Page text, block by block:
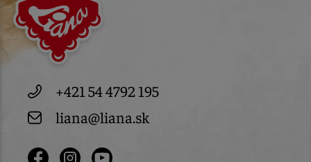
+421 54 4792 195
liana@liana.sk